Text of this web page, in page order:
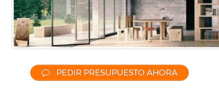
PEDIR PRESUPUESTO AHORA